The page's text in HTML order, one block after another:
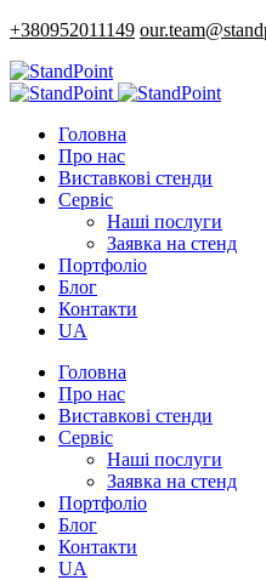
+380952011149
Головна
Про нас
Виставкові стенди
Сервіс
Наші послуги
Заявка на стенд
Портфоліо
Блог
Контакти
UA
Головна
Про нас
Виставкові стенди
Сервіс
Наші послуги
Заявка на стенд
Портфоліо
Блог
Контакти
UA